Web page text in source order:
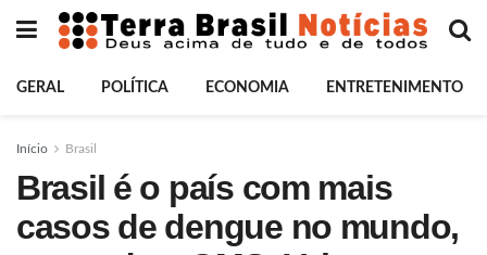
GERAL POLÍTICA ECONOMIA ENTRETENIMENTO
Início Brasil
Brasil é o país com mais
casos de dengue no mundo,